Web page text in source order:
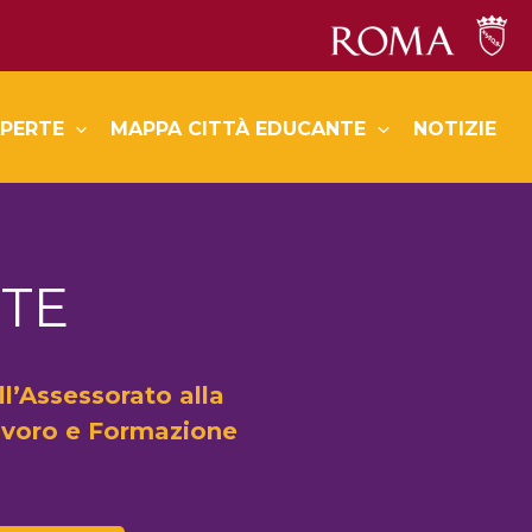
MAPPA CITTÀ EDUCANTE NOTIZIE
alla
e Formazione